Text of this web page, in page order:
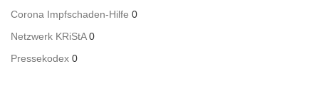
Corona Impfschaden-Hilfe 0
Netzwerk KRiStA0
Pressekodex 0